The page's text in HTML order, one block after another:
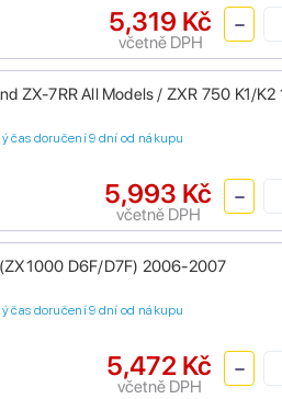
5,319 Kč
včetně DPH
ZX-7RR All Models / ZXR 750 K1/
čas doručení 9 dní od nákupu
5,993 Kč
včetně DPH
D6F/D7F) 2006-2007
čas doručení 9 dní od nákupu
5,472 Kč
včetně DPH